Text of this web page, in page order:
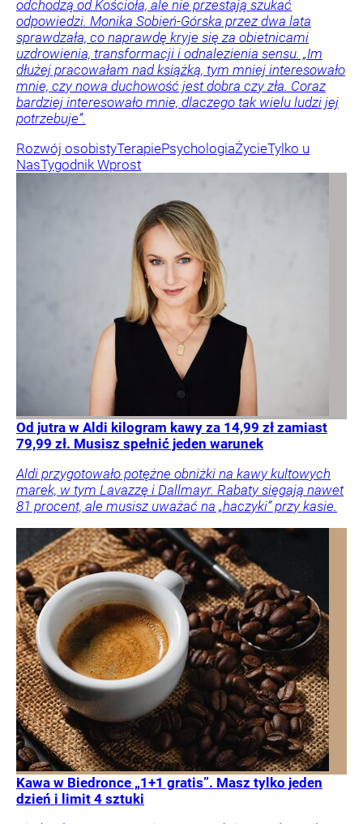
odchodzą od Kościoła, ale nie przestają szukać
odpowiedzi. Monika Sobień-Górska przez dwa lata
sprawdzała, co naprawdę kryje się za obietnicami
uzdrowienia, transformacji i odnalezienia sensu. „Im
dłużej pracowałam nad książką, tym mniej interesowało
mnie, czy nowa duchowość jest dobra czy zła. Coraz
bardziej interesowało mnie, dlaczego tak wielu ludzi jej
potrzebuje”.
Rozwój osobistyTerapiePsychologiaŻycieTylko u
NasTygodnik Wprost
Od jutra w Aldi kilogram kawy za 14,99 zł zamiast
79,99 zł. Musisz spełnić jeden warunek
Aldi przygotowało potężne obniżki na kawy kultowych
marek, w tym Lavazzę i Dallmayr. Rabaty sięgają nawet
81 procent, ale musisz uważać na „haczyki” przy kasie.
Kawa w Biedronce „1+1 gratis”. Masz tylko jeden
dzień i limit 4 sztuki